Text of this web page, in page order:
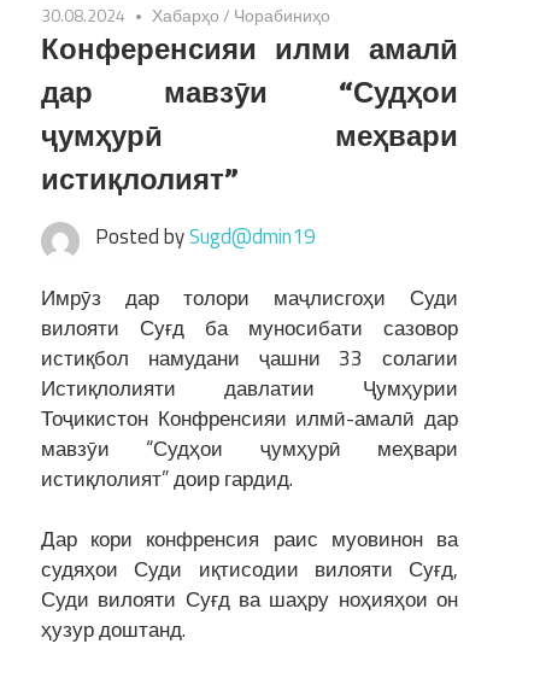
30.08.2024 Хабарҳо/ Чорабиниҳо
Конференсияи илми амалӣ
дар мавзӯи “Судҳои
ҷумҳурӣ меҳвари
истиқлолият”
Posted bySugd@dmin19
Имрӯз дар толори маҷлисгоҳи Суди
вилояти Суғд ба муносибати сазовор
истиқбол намудани ҷашни 33 солагии
Истиқлолияти давлатии Ҷумҳурии
Тоҷикистон Конфренсияи илмӣ-амалӣ дар
мавзӯи “Судҳои ҷумҳурӣ меҳвари
истиқлолият” доир гардид.
Дар кори конфренсия раис муовинон ва
судяҳои Суди иқтисодии вилояти Суғд,
Суди вилояти Суғд ва шаҳру ноҳияҳои он
ҳузур доштанд.